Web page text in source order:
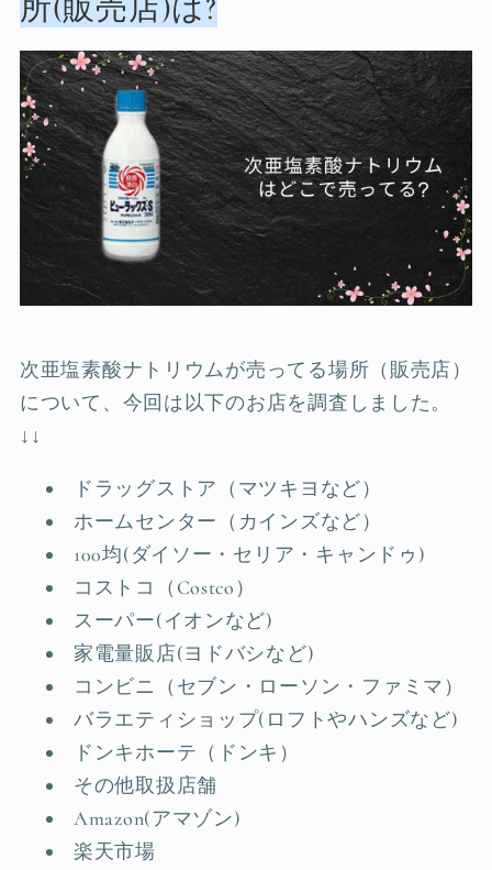
所(販売店)は?
次亜塩素酸ナトリウムが売ってる場所（販売店）
について、今回は以下のお店を調査しました。
↓↓
ドラッグストア（マツキヨなど）
ホームセンター（カインズなど）
100均(ダイソー・セリア・キャンドゥ)
コストコ（Costco）
スーパー(イオンなど)
家電量販店(ヨドバシなど)
コンビニ（セブン・ローソン・ファミマ）
バラエティショップ(ロフトやハンズなど)
ドンキホーテ（ドンキ）
その他取扱店舗
Amazon(アマゾン)
楽天市場